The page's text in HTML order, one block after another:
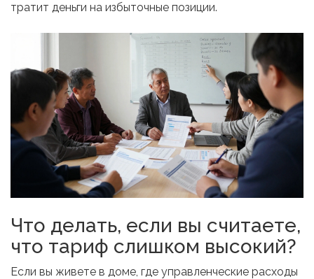
тратит деньги на избыточные позиции.
Что делать, если вы считаете,
что тариф слишком высокий?
Если вы живете в доме, где управленческие расходы